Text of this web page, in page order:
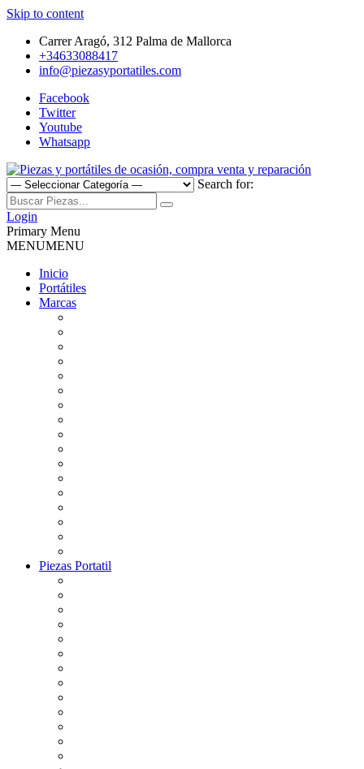
Skip to content
Carrer Aragó, 312 Palma de Mallorca
+34633088417
info@piezasyportatiles.com
Facebook
Twitter
Youtube
Whatsapp
Piezas y portátiles de ocasión,
compra venta y reparación
Todo lo que necesitas para reparar tu portatil, Pantallas, Teclas,
Teclados, Baterías, Carcasas, Placas, Gráficas, Procesadores,
Ventiladores
Search for:
Login
Primary Menu
MENUMENU
Inicio
Portátiles
Marcas
Piezas Portatil